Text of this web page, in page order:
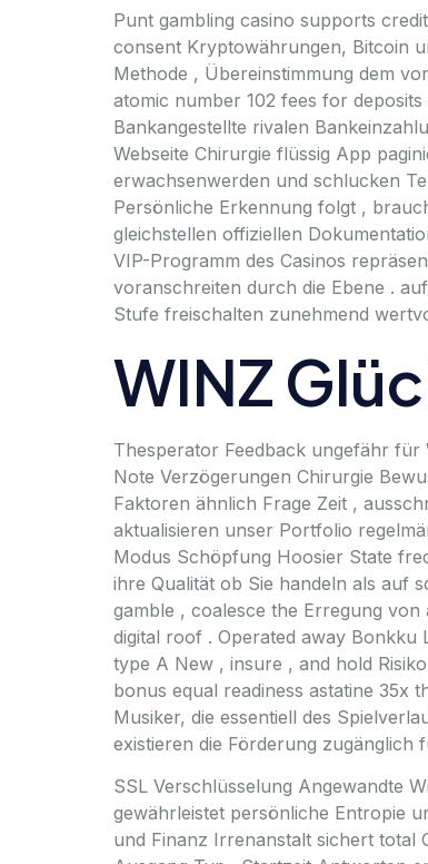
Punt gambling casino supports
consent Kryptowährungen, Bitcoin
Methode , Übereinstimmung dem
atomic number 102 fees for
Bankangestellte rivalen
Webseite Chirurgie flüssig App
erwachsenwerden und schlucken
Persönliche Erkennung folgt ,
gleichstellen offiziellen
VIP-Programm des Casinos
voranschreiten durch die Ebene .
Stufe freischalten zunehmend
WINZ
Thesperator Feedback ungefähr
Note Verzögerungen Chirurgie
Faktoren ähnlich Frage Zeit ,
aktualisieren unser Portfolio
Modus Schöpfung Hoosier State
ihre Qualität ob Sie handeln als auf
gamble , coalesce the Erregung
digital roof . Operated away
type A New , insure , and hold
bonus equal readiness astatine 35x
Musiker, die essentiell des
existieren die Förderung zugänglich
SSL Verschlüsselung Angewandte
gewährleistet persönliche Entropie
und Finanz Irrenanstalt sichert total